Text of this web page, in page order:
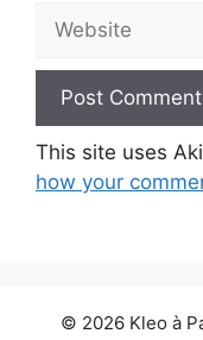
This site uses
how your
© 2026 Kleo à